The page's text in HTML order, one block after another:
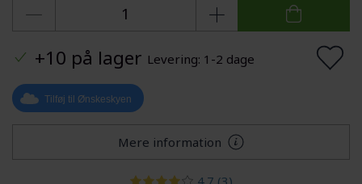
+10 på lager Levering: 1-2 dage
Tilføj til Ønskeskyen
Mere information
4.7 (3)